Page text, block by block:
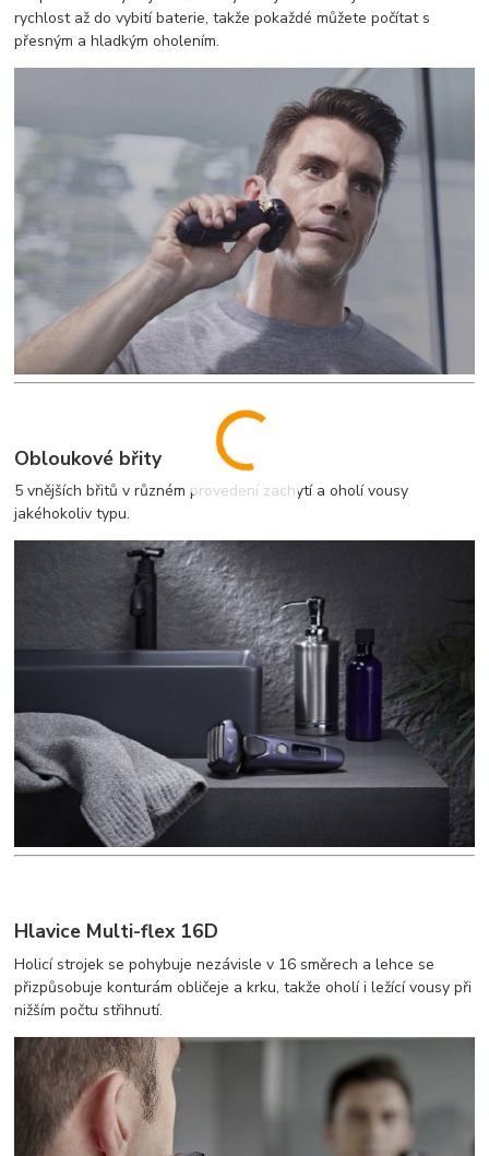
rychlost až do vybití baterie, takže pokaždé můžete počítat s
přesným a hladkým oholením.
Obloukové břity
5 vnějších břitů v různém provedení zachytí a oholí vousy
jakéhokoliv typu.
Hlavice Multi-flex 16D
Holicí strojek se pohybuje nezávisle v 16 směrech a lehce se
přizpůsobuje konturám obličeje a krku, takže oholí i ležící vousy při
nižším počtu střihnutí.